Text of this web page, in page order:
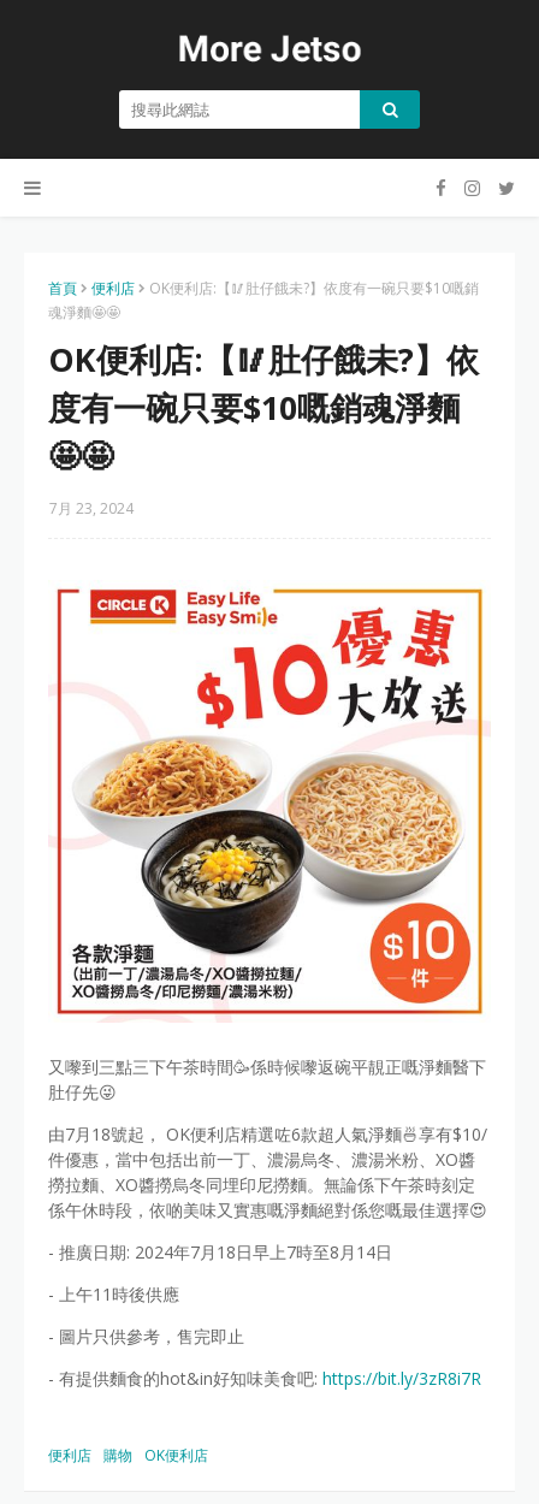
首頁 便利店
OK便利店:【🥢肚仔餓未?】依度有一碗只要$10嘅銷
魂淨麵🤩🤩
OK便利店:【🥢肚仔餓未?】依
度有一碗只要$10嘅銷魂淨麵
🤩🤩
7月 23, 2024
又嚟到三點三下午茶時間🥳係時候嚟返碗平靚正嘅淨麵醫下
肚仔先😜
由7月18號起， OK便利店精選咗6款超人氣淨麵🍜享有$10/
件優惠，當中包括出前一丁、濃湯烏冬、濃湯米粉、XO醬
撈拉麵、XO醬撈烏冬同埋印尼撈麵。無論係下午茶時刻定
係午休時段，依啲美味又實惠嘅淨麵絕對係您嘅最佳選擇😍
- 推廣日期: 2024年7月18日早上7時至8月14日
- 上午11時後供應
- 圖片只供參考，售完即止
- 有提供麵食的hot&in好知味美食吧: https://bit.ly/3zR8i7R
便利店 購物 OK便利店